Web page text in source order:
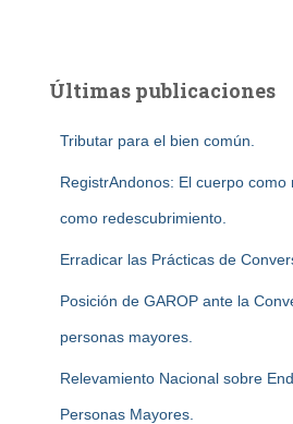
Últimas publicaciones
Tributar para el bien común.
RegistrAndonos: El cuerpo como
como redescubrimiento.
Erradicar las Prácticas de
Posición de GAROP ante la
personas mayores.
Relevamiento Nacional sobre
Personas Mayores.